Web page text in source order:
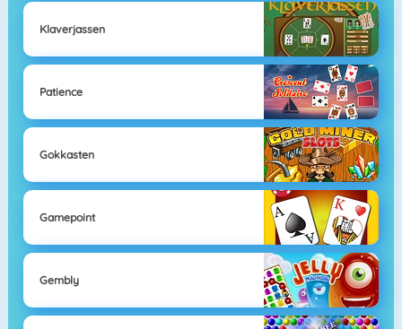
Klaverjassen
Patience
Gokkasten
Gamepoint
Gembly